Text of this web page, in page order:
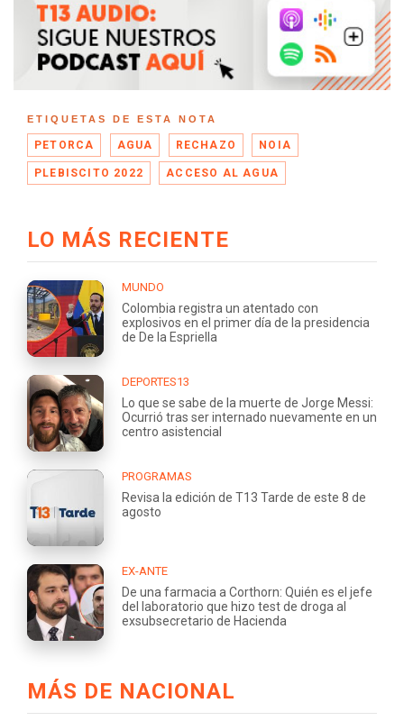
ETIQUETAS DE ESTA NOTA
PETORCA AGUA RECHAZO NOIA
PLEBISCITO 2022 ACCESO AL AGUA
LO MÁS RECIENTE
MUNDO
Colombia registra un atentado con
explosivos en el primer día de la presidencia
de De la Espriella
DEPORTES13
Lo que se sabe de la muerte de Jorge Messi:
Ocurrió tras ser internado nuevamente en un
centro asistencial
PROGRAMAS
Revisa la edición de T13 Tarde de este 8 de
agosto
EX-ANTE
De una farmacia a Corthorn: Quién es el jefe
del laboratorio que hizo test de droga al
exsubsecretario de Hacienda
MÁS DE NACIONAL